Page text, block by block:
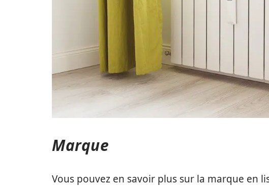
Marque
Vous pouvez en savoir plus sur la marque en